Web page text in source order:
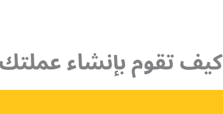
كيف تقوم بإنشاء